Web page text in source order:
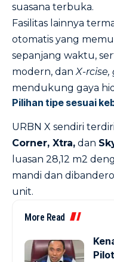
suasana terbuka.
Fasilitas lainnya
otomatis yang
sepanjang waktu,
modern, danX-
mendukung gaya
Pilihan tipe sesuai
URBN X sendiri
Corner, Xtra, dan
luasan 28,12 m2
mandi dan
unit.
More Read